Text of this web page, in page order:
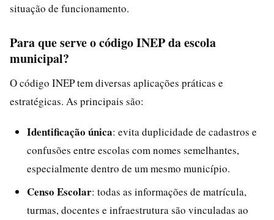
situação de funcionamento.
Para que serve o código INEP da escola
municipal?
O código INEP tem diversas aplicações práticas e
estratégicas. As principais são:
Identificação única: evita duplicidade de cadastros e
confusões entre escolas com nomes semelhantes,
especialmente dentro de um mesmo município.
Censo Escolar: todas as informações de matrícula,
turmas, docentes e infraestrutura são vinculadas ao